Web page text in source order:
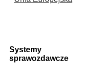
Systemy
sprawozdawcze